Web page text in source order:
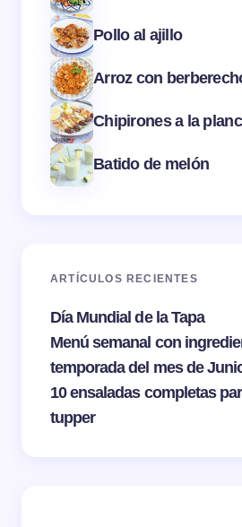
Pollo al ajillo
Arroz con
Chipirones a la
Batido de melón
ARTÍCULOS RECIENTES
Día Mundial de la Tapa
Menú semanal con
temporada del mes de
10 ensaladas completas
tupper